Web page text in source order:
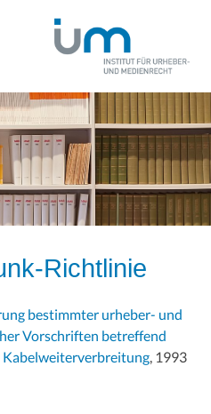
Richtlinie
bestimmter urheber- und
Vorschriften betreffend
, 1993